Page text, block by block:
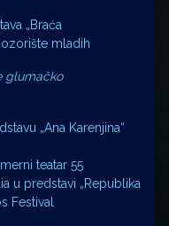
„Braća
mladih
glumačko
„Ana Karenjina“
teatar 55
u predstavi „Republika
Festival